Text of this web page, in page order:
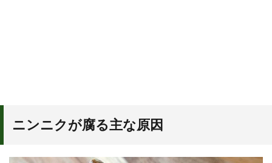
ニンニクが腐る主な原因